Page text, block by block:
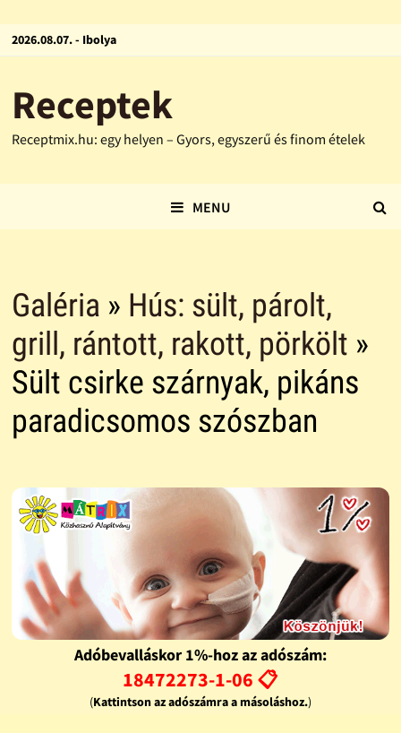
2026.08.07. - Ibolya
Receptek
Receptmix.hu: egy helyen – Gyors, egyszerű és finom ételek
MENU
Galéria » Hús: sült, párolt,
grill, rántott, rakott, pörkölt »
Sült csirke szárnyak, pikáns
paradicsomos szószban
Adóbevalláskor 1%-hoz az adószám:
18472273-1-06 📋
(Kattintson az adószámra a másoláshoz.)